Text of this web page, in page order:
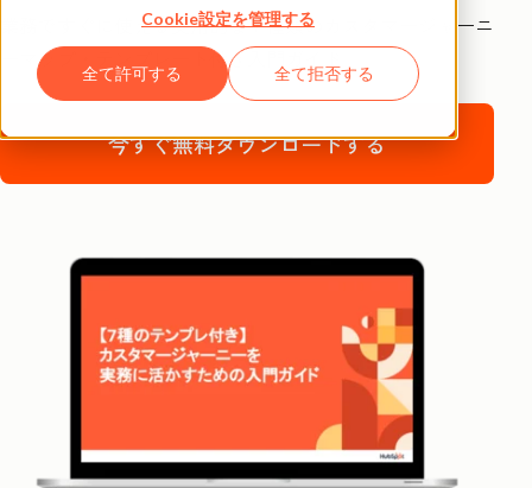
Cookie設定を管理する
全て許可する 全て拒否する
業務ですぐに使える実用的な７種類のカスタマージャーニ
ーマップ・テンプレート付き入門ガイド
今すぐ無料ダウンロードする